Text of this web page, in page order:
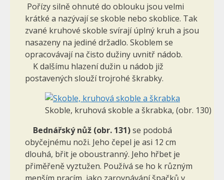
Pořízy silně ohnuté do oblouku jsou velmi
krátké a nazývají se skoble nebo skoblice. Tak
zvané kruhové skoble svírají úplný kruh a jsou
nasazeny na jediné držadlo. Skoblem se
opracovávají na čisto dužiny uvnitř nádob.
K dalšímu hlazení dužin u nádob již
postavených slouží trojrohé škrabky.
Skoble, kruhová skoble a škrabka, (obr. 130)
Bednářský nůž (obr. 131)se podobá
obyčejnému noži. Jeho čepel je asi 12 cm
dlouhá, břit je oboustranný. Jeho hřbet je
přiměřeně vyztužen. Používá se ho k různým